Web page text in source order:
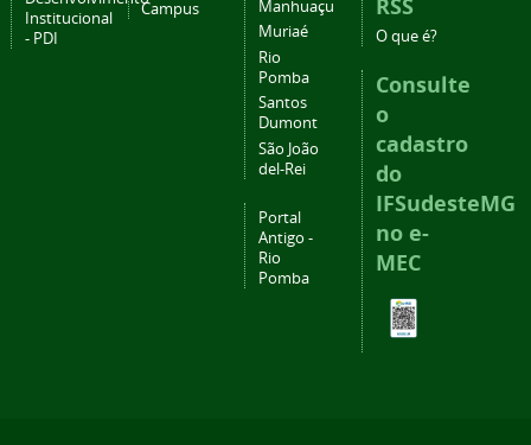
Institucional
- PDI
Campus
Manhuaçu
Muriaé
Rio
Pomba
Santos
Dumont
São João
del-Rei
Portal
Antigo -
Rio
Pomba
RSS
O que é?
Consulte
o
cadastro
do
IFSudesteMG
no e-
MEC